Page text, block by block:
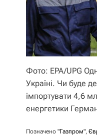
Фото: EPA/UPG
Україні. Чи буде
імпортувати 4,6
енергетики
Позначено "Газпром",